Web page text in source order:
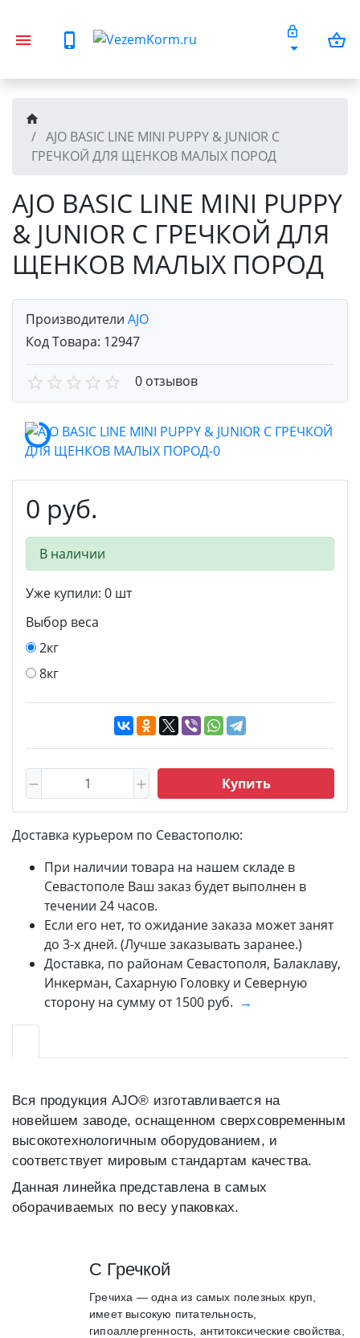
AJO BASIC LINE MINI PUPPY & JUNIOR С
ГРЕЧКОЙ ДЛЯ ЩЕНКОВ МАЛЫХ ПОРОД
AJO BASIC LINE MINI PUPPY
& JUNIOR С ГРЕЧКОЙ ДЛЯ
ЩЕНКОВ МАЛЫХ ПОРОД
Производители AJO
Код Товара: 12947
0 отзывов
0 руб.
В наличии
Уже купили: 0 шт
Выбор веса
2кг
8кг
Купить
Доставка курьером по Севастополю:
При наличии товара на нашем складе в
Севастополе Ваш заказ будет выполнен в
течении 24 часов.
Если его нет, то ожидание заказа может занят
до 3-х дней. (Лучше заказывать заранее.)
Доставка, по районам Севастополя, Балаклаву,
Инкерман, Сахарную Головку и Северную
сторону на сумму от 1500 руб. →
Вся продукция AJO® изготавливается на
новейшем заводе, оснащенном сверхсовременным
высокотехнологичным оборудованием, и
соответствует мировым стандартам качества.
Данная линейка представлена в самых
оборачиваемых по весу упаковках.
C Гречкой
Гречиха — одна из самых полезных круп,
имеет высокую питательность,
гипоаллергенность, антитоксические свойства,